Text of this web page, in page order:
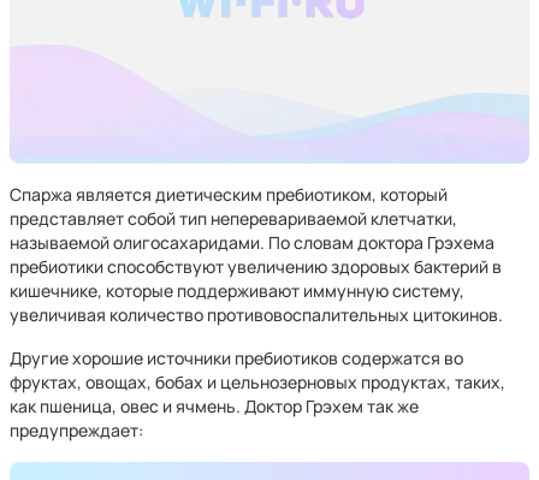
Спаржа является диетическим пребиотиком, который
представляет собой тип неперевариваемой клетчатки,
называемой олигосахаридами. По словам доктора Грэхема
пребиотики способствуют увеличению здоровых бактерий в
кишечнике, которые поддерживают иммунную систему,
увеличивая количество противовоспалительных цитокинов.
Другие хорошие источники пребиотиков содержатся во
фруктах, овощах, бобах и цельнозерновых продуктах, таких,
как пшеница, овес и ячмень. Доктор Грэхем так же
предупреждает: